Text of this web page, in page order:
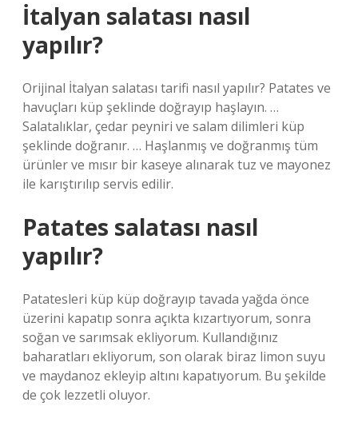
İtalyan salatası nasıl
yapılır?
Orijinal İtalyan salatası tarifi nasıl yapılır? Patates ve
havuçları küp şeklinde doğrayıp haşlayın. …
Salatalıklar, çedar peyniri ve salam dilimleri küp
şeklinde doğranır. … Haşlanmış ve doğranmış tüm
ürünler ve mısır bir kaseye alınarak tuz ve mayonez
ile karıştırılıp servis edilir.
Patates salatası nasıl
yapılır?
Patatesleri küp küp doğrayıp tavada yağda önce
üzerini kapatıp sonra açıkta kızartıyorum, sonra
soğan ve sarımsak ekliyorum. Kullandığınız
baharatları ekliyorum, son olarak biraz limon suyu
ve maydanoz ekleyip altını kapatıyorum. Bu şekilde
de çok lezzetli oluyor.